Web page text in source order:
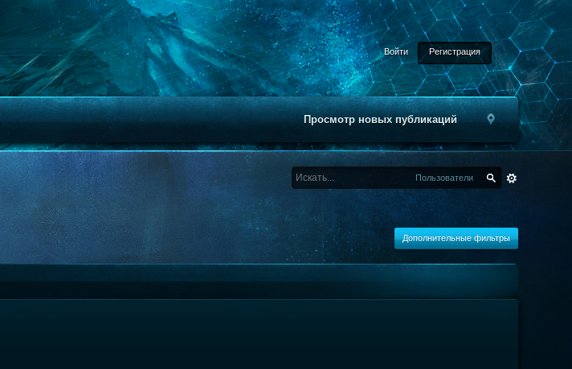
Войти Регистрация
Просмотр новых публикаций
Пользователи
Дополнительные фильтры